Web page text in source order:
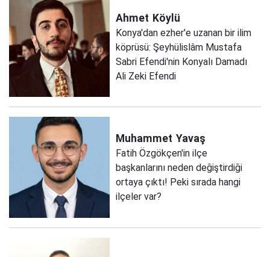
Ahmet Köylü
Konya'dan ezher'e uzanan bir ilim
köprüsü: Şeyhülislâm Mustafa
Sabri Efendi'nin Konyalı Damadı
Ali Zeki Efendi
Muhammet Yavaş
Fatih Özgökçen'in ilçe
başkanlarını neden değiştirdiği
ortaya çıktı! Peki sırada hangi
ilçeler var?